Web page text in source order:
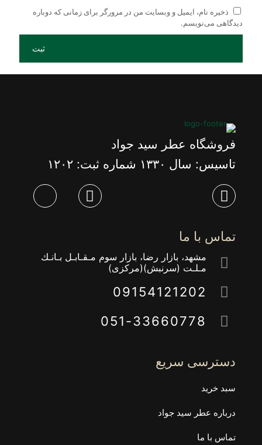
ذخیره نام، ایمیل و وبسایت من در مرورگر برای زمانی که دوباره
دیدگاهی می‌نویسم.
فروشگاه عطر سید جواد
تاسیس: سال ١٣٣٠ شماره ثبت: ١٢٠٢
تماس با ما
مشهد، بازار رضا، بازار سوم مـقـابـل بـانـك
مـلـت (سرنبش)(مركزى)
09154121202
051-33660778
دسترسی سریع
سبد خرید
درباره عطر سید جواد
تماس با ما